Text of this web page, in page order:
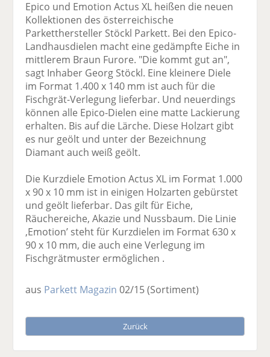
Epico und Emotion Actus XL heißen die neuen
Kollektionen des österreichische
Parketthersteller Stöckl Parkett. Bei den Epico-
Landhausdielen macht eine gedämpfte Eiche in
mittlerem Braun Furore. "Die kommt gut an",
sagt Inhaber Georg Stöckl. Eine kleinere Diele
im Format 1.400 x 140 mm ist auch für die
Fischgrät-Verlegung lieferbar. Und neuerdings
können alle Epico-Dielen eine matte Lackierung
erhalten. Bis auf die Lärche. Diese Holzart gibt
es nur geölt und unter der Bezeichnung
Diamant auch weiß geölt.
Die Kurzdiele Emotion Actus XL im Format 1.000
x 90 x 10 mm ist in einigen Holzarten gebürstet
und geölt lieferbar. Das gilt für Eiche,
Räuchereiche, Akazie und Nussbaum. Die Linie
,Emotion’ steht für Kurzdielen im Format 630 x
90 x 10 mm, die auch eine Verlegung im
Fischgrätmuster ermöglichen .
aus Parkett Magazin 02/15(Sortiment)
Zurück